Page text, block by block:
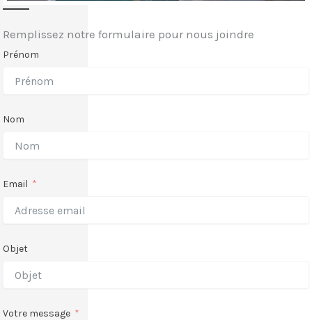
Remplissez notre formulaire pour nous joindre
Prénom
Nom
Email
Objet
Votre message